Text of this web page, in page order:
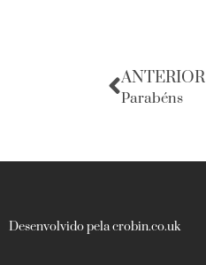
ANTERIOR
Parabéns
Desenvolvido pela crobin.co.uk